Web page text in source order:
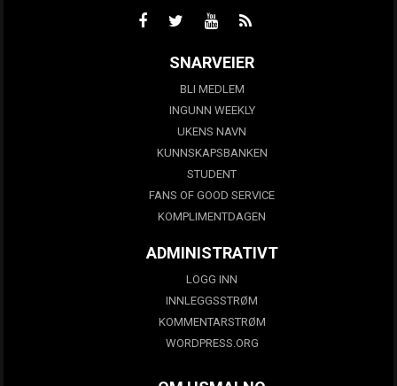
SNARVEIER
BLI MEDLEM
INGUNN WEEKLY
UKENS NAVN
KUNNSKAPSBANKEN
STUDENT
FANS OF GOOD SERVICE
KOMPLIMENTDAGEN
ADMINISTRATIVT
LOGG INN
INNLEGGSSTRØM
KOMMENTARSTRØM
WORDPRESS.ORG